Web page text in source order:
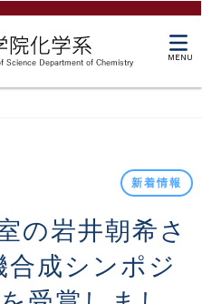
MENU
新着情報
合成シンポジ